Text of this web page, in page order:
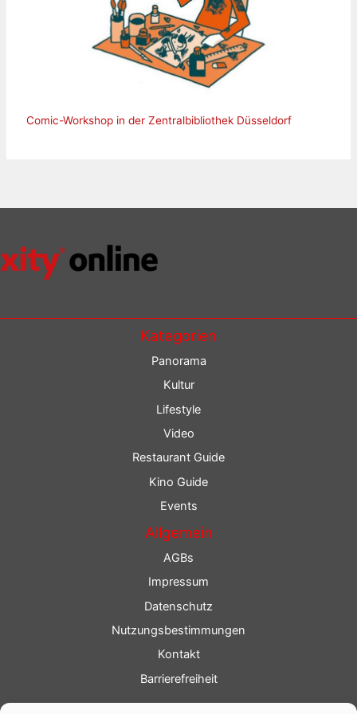
Comic-Workshop in der Zentralbibliothek Düsseldorf
Kategorien
Panorama
Kultur
Lifestyle
Video
Restaurant Guide
Kino Guide
Events
Allgemein
AGBs
Impressum
Datenschutz
Nutzungsbestimmungen
Kontakt
Barrierefreiheit